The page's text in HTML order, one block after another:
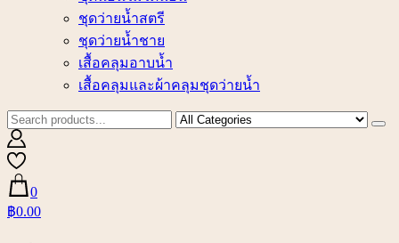
ชุดว่ายน้ำสตรี
ชุดว่ายน้ำชาย
เสื้อคลุมอาบน้ำ
เสื้อคลุมและผ้าคลุมชุดว่ายน้ำ
0
฿0.00